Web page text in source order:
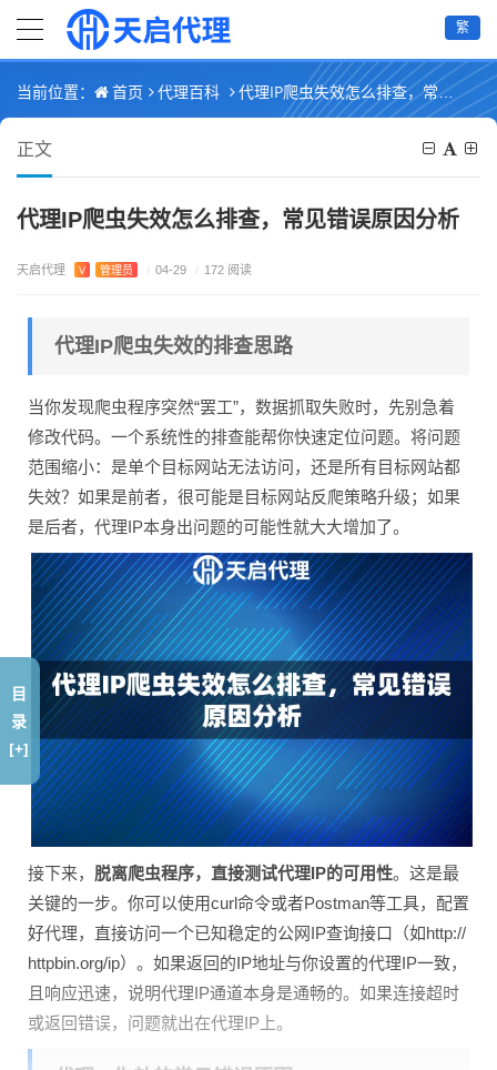
繁
当前位置： 首页 代理百科 代理IP爬虫失效怎么排查，常见错误原因分析
正文
代理IP爬虫失效怎么排查，常见错误原因分析
天启代理 V 管理员 / 04-29 / 172 阅读
代理IP爬虫失效的排查思路
当你发现爬虫程序突然“罢工”，数据抓取失败时，先别急着
修改代码。一个系统性的排查能帮你快速定位问题。将问题
范围缩小：是单个目标网站无法访问，还是所有目标网站都
失效？如果是前者，很可能是目标网站反爬策略升级；如果
是后者，代理IP本身出问题的可能性就大大增加了。
接下来， 脱离爬虫程序，直接测试代理IP的可用性。这是最
关键的一步。你可以使用curl命令或者Postman等工具，配置
好代理，直接访问一个已知稳定的公网IP查询接口（如http://
httpbin.org/ip）。如果返回的IP地址与你设置的代理IP一致，
且响应迅速，说明代理IP通道本身是通畅的。如果连接超时
或返回错误，问题就出在代理IP上。
目
录
[+]